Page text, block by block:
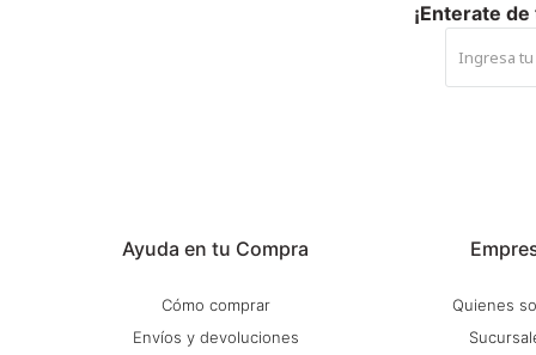
Ayuda en tu Compra
Cómo comprar
Envíos y devoluciones
Quienes
¡Enterate